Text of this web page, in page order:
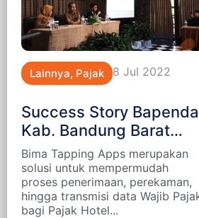
Lainnya, Pajak 8 Jul 2022
Success Story Bapenda
Kab. Bandung Barat
dengan Bima Tapping
Apps
Bima Tapping Apps merupakan
solusi untuk mempermudah
proses penerimaan, perekaman,
hingga transmisi data Wajib
bagi Pajak Hotel...